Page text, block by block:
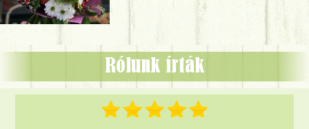
Rólunk írták